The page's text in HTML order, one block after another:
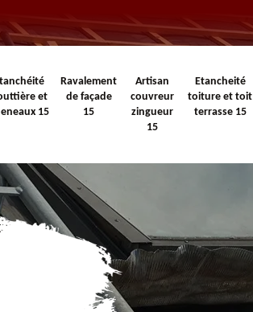
et
15
Ravalement
de façade
15
Artisan
couvreur
zingueur
15
Etancheité
toiture et toit
terrasse 15